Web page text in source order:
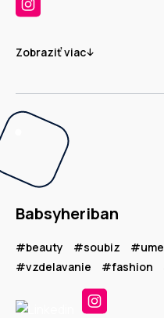
Zobraziť viac
Babsyheriban
#beauty #soubiz
#vzdelavanie
#fashion